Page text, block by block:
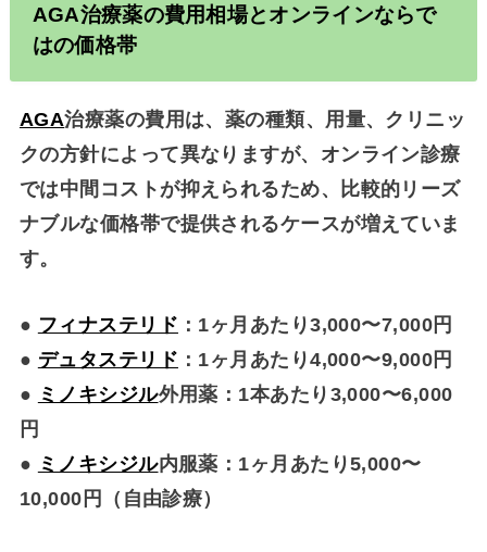
AGA治療薬の費用相場とオンラインならで
はの価格帯
AGA治療薬の費用は、薬の種類、用量、クリニッ
クの方針によって異なりますが、オンライン診療
では中間コストが抑えられるため、比較的リーズ
ナブルな価格帯で提供されるケースが増えていま
す。
● フィナステリド ：1ヶ月あたり3,000〜7,000円
● デュタステリド ：1ヶ月あたり4,000〜9,000円
● ミノキシジル外用薬：1本あたり3,000〜6,000
円
● ミノキシジル内服薬：1ヶ月あたり5,000〜
10,000円（自由診療）